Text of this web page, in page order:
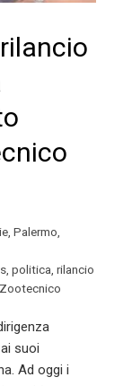
Palermo
politica rilancio
Zootecnico
suoi
Ad oggi i